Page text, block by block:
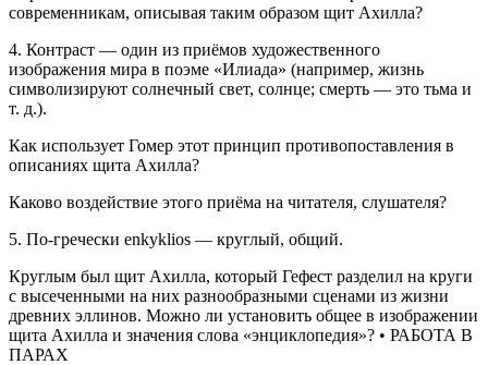
современникам, описывая таким образом щит Ахилла?
4. Контраст — один из приёмов художественного
изображения мира в поэме «Илиада» (например, жизнь
символизируют солнечный свет, солнце; смерть — это тьма и
т. д.).
Как использует Гомер этот принцип противопоставления в
описаниях щита Ахилла?
Каково воздействие этого приёма на читателя, слушателя?
5. По-гречески enkyklios — круглый, общий.
Круглым был щит Ахилла, который Гефест разделил на круги
с высеченными на них разнообразными сценами из жизни
древних эллинов. Можно ли установить общее в изображении
щита Ахилла и значения слова «энциклопедия»? • РАБОТА В
ПАРАХ